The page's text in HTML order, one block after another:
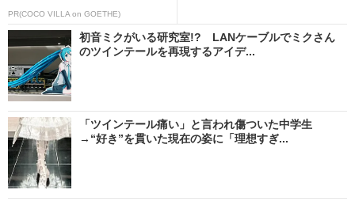
PR(COCO VILLA on GOETHE)
初音ミクがいる研究室!? LANケーブルでミクさん
のツインテールを再現するアイデ...
「ツインテール痛い」と言われ傷ついた中学生
→“好き”を貫いた現在の姿に「理想すぎ...